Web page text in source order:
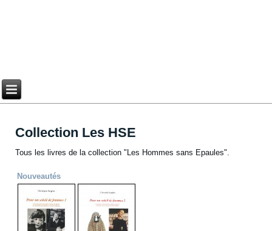
Collection Les HSE
Tous les livres de la collection "Les Hommes sans Epaules".
Nouveautés